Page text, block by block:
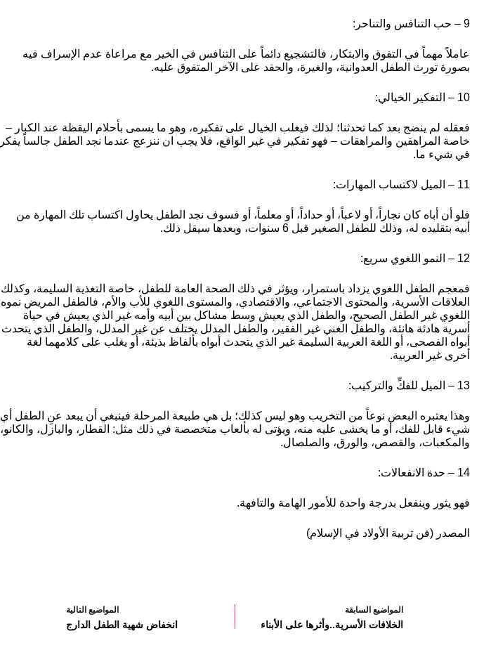
9 – حب التنافس والتناحر:
عاملاً مهماً في التفوق والابتكار، فالتشجيع دائماً على التنافس في الخير مع مراعاة عدم الإسراف فيه
بصورة تورث الطفل العدوانية، والغيرة، والحقد على الآخر المتفوق عليه.
10 – التفكير الخيالي:
فعقله لم ينضج بعد كما تحدثنا؛ لذلك فيغلب الخيال على تفكيره، وهو ما يسمى بأحلام اليقظة عند الكبار –
خاصة المراهقين والمراهقات – فهو تفكير في غير الوَاقع، فلا يجب ان ننزعج عندما نجد الطفل جالساً يفكر
في شيء ما.
11 – الميل لاكتساب المهارات:
فلو أن أباه كان نجاراً، أو لاعباً، أو حداداً، أو معلماً، أو فسوف نجد الطفل يحاول اكتساب تلك المهارة من
أبيه بتقليده له، وذلك للطفل الصغير قبل 6 سنوات، وبعدها سيقل ذلك.
12 – النمو اللغوي سريع:
فمعجم الطفل اللغوي يزداد باستمرار، ويؤثر في ذلك الصحة العامة للطفل، خاصة التغذية السليمة، وكذلك
العلاقات الأسرية، والمحتوى الاجتماعي، والاقتصادي، والمستوى اللغوي للأب والأم، فالطفل المريض نموه
اللغوي غير الطفل الصحيح، والطفل الذي يعيش وسط مشاكل بين أبيه وأمه غير الذي يعيش في حياة
أسرية هادئة هانئة، والطفل الغني غير الفقير، والطفل المدلل يختلف عن غير المدلل، والطفل الذي يتحدث
أبواه الفصحى، أو اللغة العربية السليمة غير الذي يتحدث أبواه بألفاظ بذيئة، أو يغلب على كلامهما لغة
أخرى غير العربية.
13 – الميل للفكِّ والتركيب:
وهذا يعتبره البعض نوعاً من التخريب وهو ليس كذلك؛ بل هي طبيعة المرحلة فينبغي أن يبعد عنِ الطفل أي
شيء قابل للفك، أو ما يخشى عليه منه، ويؤتى له بألعاب متخصصة في ذلك مثل: القطار، والبازل، والكانو،
والمكعبات، والقصص، والورق، والصلصال.
14 – حدة الانفعالات:
فهو يثور وينفعل بدرجة واحدة للأمور الهامة والتافهة.
المصدر (فن تربية الأولاد في الإسلام)
المواضيع السابقة
الخلافات الأسرية..وأثرها على الأبناء
المواضيع التالية
انخفاض شهية الطفل الدارج